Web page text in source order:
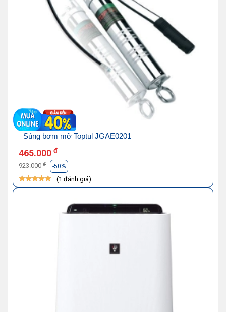
Súng bơm mỡ Toptul JGAE0201
465.000 đ
923.000đ -50%
(1 đánh giá)